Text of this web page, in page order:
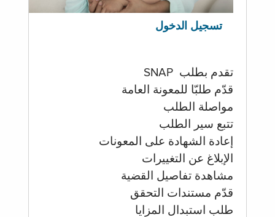
تسجيل الدخول
تقدم بطلب SNAP
قدّم طلبّا للمعونة العامة
مواصلة الطلب
تتبع سير الطلب
إعادة الشهادة على المعونات
الإبلاغ عن التغييرات
مشاهدة تفاصيل القضية
قدّم مستندات التحقق
طلب استبدال المزايا